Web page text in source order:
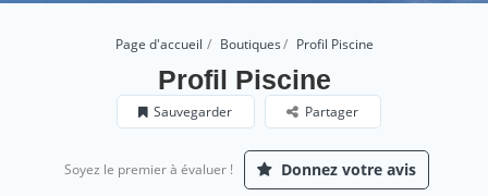
Page d'accueil Boutiques Profil Piscine
Profil Piscine
Sauvegarder Partager
Soyez le premier à évaluer ! Donnez votre avis